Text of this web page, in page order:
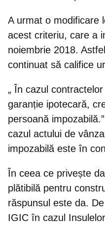
A urmat o modificare
acest criteriu, care a
noiembrie 2018.
continuat să califice
„În cazul
garanție ipotecară,
persoană
cazul actului de
impozabilă este în
În ceea ce privește
plătibilă pentru
răspunsul este da.
IGIC în cazul